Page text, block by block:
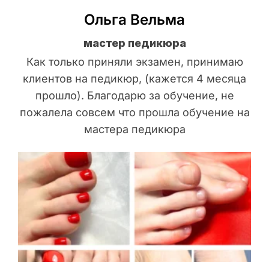
Ольга Вельма
мастер педикюра
Как только приняли экзамен, принимаю
клиентов на педикюр, (кажется 4 месяца
прошло). Благодарю за обучение, не
пожалела совсем что прошла обучение на
мастера педикюра